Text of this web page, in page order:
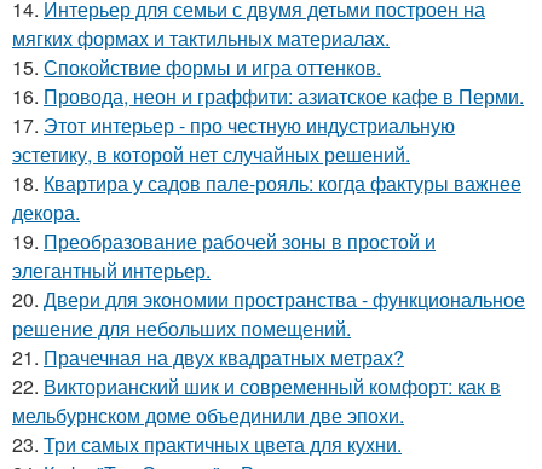
14. Интерьер для семьи с двумя детьми построен на
мягких формах и тактильных материалах.
15. Спокойствие формы и игра оттенков.
16. Провода, неон и граффити: азиатское кафе в Перми.
17. Этот интерьер - про честную индустриальную
эстетику, в которой нет случайных решений.
18. Квартира у садов пале-рояль: когда фактуры важнее
декора.
19. Преобразование рабочей зоны в простой и
элегантный интерьер.
20. Двери для экономии пространства - функциональное
решение для небольших помещений.
21. Прачечная на двух квадратных метрах?
22. Викторианский шик и современный комфорт: как в
мельбурнском доме объединили две эпохи.
23. Три самых практичных цвета для кухни.